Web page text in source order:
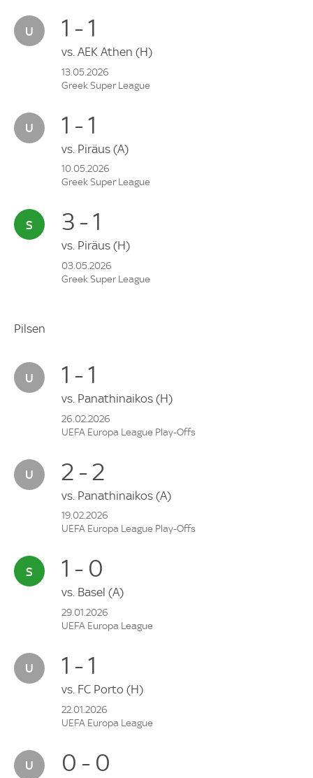
1 - 1
vs. AEK Athen (H)
13.05.2026
Greek Super League
1 - 1
vs. Piräus (A)
10.05.2026
Greek Super League
3 - 1
vs. Piräus (H)
03.05.2026
Greek Super League
Pilsen
1 - 1
vs. Panathinaikos (H)
26.02.2026
UEFA Europa League Play-Offs
2 - 2
vs. Panathinaikos (A)
19.02.2026
UEFA Europa League Play-Offs
1 - 0
vs. Basel (A)
29.01.2026
UEFA Europa League
1 - 1
vs. FC Porto (H)
22.01.2026
UEFA Europa League
0 - 0